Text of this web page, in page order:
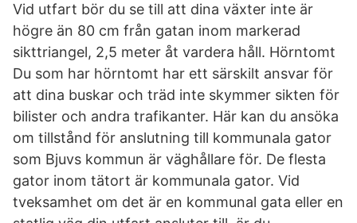
Vid utfart bör du se till att dina växter inte är
högre än 80 cm från gatan inom markerad
sikttriangel, 2,5 meter åt vardera håll. Hörntomt
Du som har hörntomt har ett särskilt ansvar för
att dina buskar och träd inte skymmer sikten för
bilister och andra trafikanter. Här kan du ansöka
om tillstånd för anslutning till kommunala gator
som Bjuvs kommun är väghållare för. De flesta
gator inom tätort är kommunala gator. Vid
tveksamhet om det är en kommunal gata eller en